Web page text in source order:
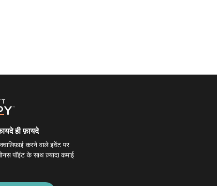
ही फ़ायदे
करने वाले इवेंट पर
पॉइंट के साथ ज़्यादा कमाई